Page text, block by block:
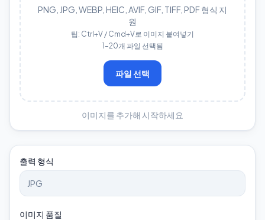
PNG, JPG, WEBP, HEIC, AVIF, GIF, TIFF, PDF 형식 지
원
팁: Ctrl+V / Cmd+V로 이미지 붙여넣기
1–20개 파일 선택됨
파일 선택
이미지를 추가해 시작하세요
출력 형식
이미지 품질